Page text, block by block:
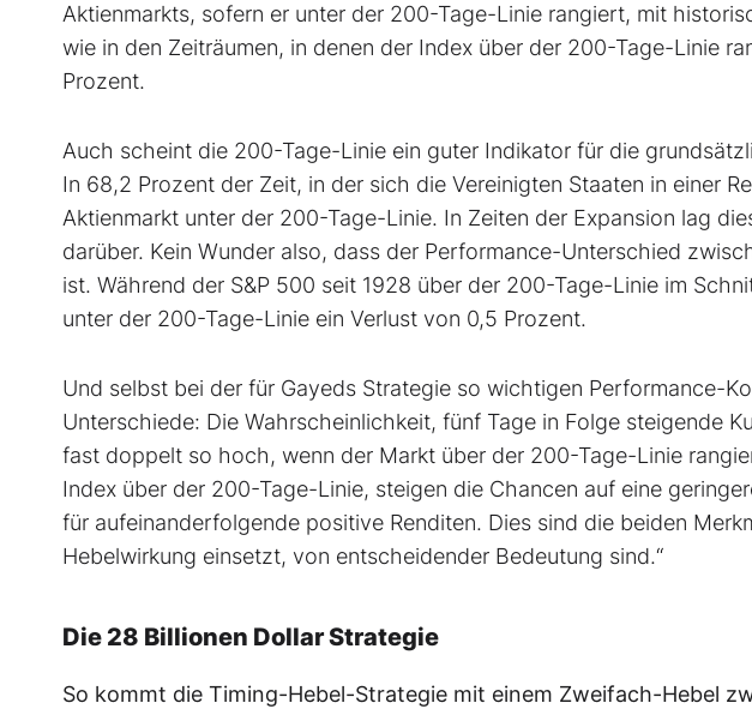
Aktienmarkts, sofern er unter der 200-Tage-Linie rangiert, mit
wie in den Zeiträumen, in denen der Index über der 200-Tage-Linie
Prozent.
Auch scheint die 200-Tage-Linie ein guter Indikator für die
In 68,2 Prozent der Zeit, in der sich die Vereinigten Staaten in einer
Aktienmarkt unter der 200-Tage-Linie. In Zeiten der Expansion lag
darüber. Kein Wunder also, dass der Performance-Unterschied
ist. Während der S&P 500 seit 1928 über der 200-Tage-Linie im
unter der 200-Tage-Linie ein Verlust von 0,5 Prozent.
Und selbst bei der für Gayeds Strategie so wichtigen Performance-
Unterschiede: Die Wahrscheinlichkeit, fünf Tage in Folge steigende
fast doppelt so hoch, wenn der Markt über der 200-Tage-Linie
Index über der 200-Tage-Linie, steigen die Chancen auf eine
für aufeinanderfolgende positive Renditen. Dies sind die beiden
Hebelwirkung einsetzt, von entscheidender Bedeutung sind.“
Die 28 Billionen Dollar Strategie
So kommt die Timing-Hebel-Strategie mit einem Zweifach-Hebel